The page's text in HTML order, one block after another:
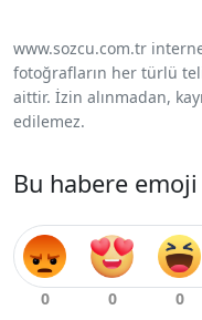
www.sozcu.com.tr
fotoğrafların her türlü
aittir. İzin alınmadan,
edilemez.
Bu habere